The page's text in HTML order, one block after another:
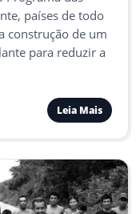
países de todo
construção de um
para reduzir a
Leia Mais